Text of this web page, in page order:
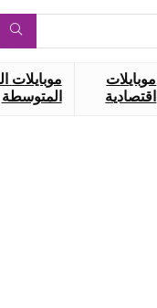
موبايلات
اقتصادية
موبايلات
المتوسطة